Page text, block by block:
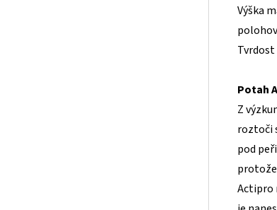
Výška
Potah
Z
roztoči
pod
Actipro